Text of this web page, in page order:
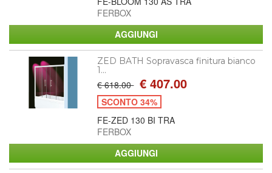
FERBOX
ZED BATH Sopravasca finitura bianco
1...
€ 618.00 € 407.00
SCONTO 34%
FE-ZED 130 BI TRA
FERBOX